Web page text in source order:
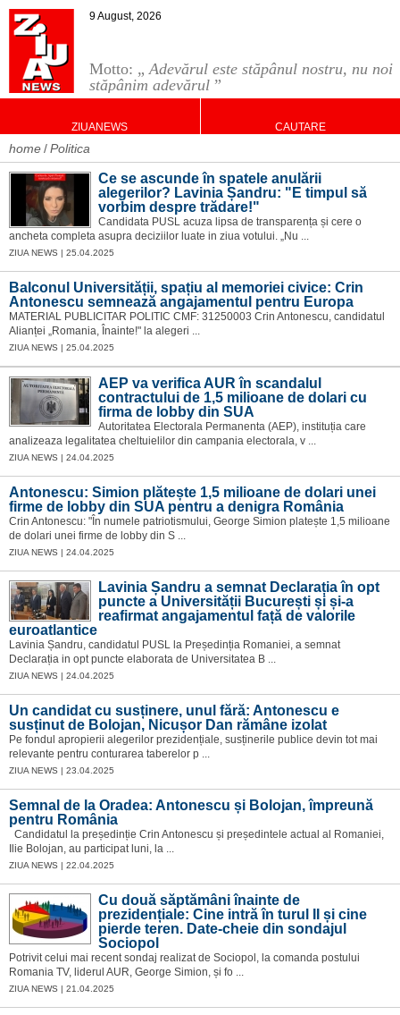
Motto: „Adevărul este stăpânul nostru, nu noi
stăpânim adevărul ”
9 August, 2026
ZIUANEWS CAUTARE
home Politica
Ce se ascunde în spatele anulării
alegerilor? Lavinia Șandru: "E timpul să
vorbim despre trădare!"
Candidata PUSL acuza lipsa de transparența și cere o
ancheta completa asupra deciziilor luate in ziua votului. „Nu ...
ZIUA NEWS | 25.04.2025
Balconul Universității, spațiu al memoriei civice: Crin
Antonescu semnează angajamentul pentru Europa
MATERIAL PUBLICITAR POLITIC CMF: 31250003 Crin Antonescu, candidatul
Alianței „Romania, Înainte!" la alegeri ...
ZIUA NEWS | 25.04.2025
AEP va verifica AUR în scandalul
contractului de 1,5 milioane de dolari cu
firma de lobby din SUA
Autoritatea Electorala Permanenta (AEP), instituția care
analizeaza legalitatea cheltuielilor din campania electorala, v ...
ZIUA NEWS | 24.04.2025
Antonescu: Simion plătește 1,5 milioane de dolari unei
firme de lobby din SUA pentru a denigra România
Crin Antonescu: "În numele patriotismului, George Simion platește 1,5 milioane
de dolari unei firme de lobby din S ...
ZIUA NEWS | 24.04.2025
Lavinia Șandru a semnat Declarația în opt
puncte a Universității București și și-a
reafirmat angajamentul față de valorile
euroatlantice
Lavinia Șandru, candidatul PUSL la Președinția Romaniei, a semnat
Declarația in opt puncte elaborata de Universitatea B ...
ZIUA NEWS | 24.04.2025
Un candidat cu susținere, unul fără: Antonescu e
susținut de Bolojan, Nicușor Dan rămâne izolat
Pe fondul apropierii alegerilor prezidențiale, susținerile publice devin tot mai
relevante pentru conturarea taberelor p ...
ZIUA NEWS | 23.04.2025
Semnal de la Oradea: Antonescu și Bolojan, împreună
pentru România
Candidatul la președinție Crin Antonescu și președintele actual al Romaniei,
Ilie Bolojan, au participat luni, la ...
ZIUA NEWS | 22.04.2025
Cu două săptămâni înainte de
prezidențiale: Cine intră în turul II și cine
pierde teren. Date-cheie din sondajul
Sociopol
Potrivit celui mai recent sondaj realizat de Sociopol, la comanda postului
Romania TV, liderul AUR, George Simion, și fo ...
ZIUA NEWS | 21.04.2025